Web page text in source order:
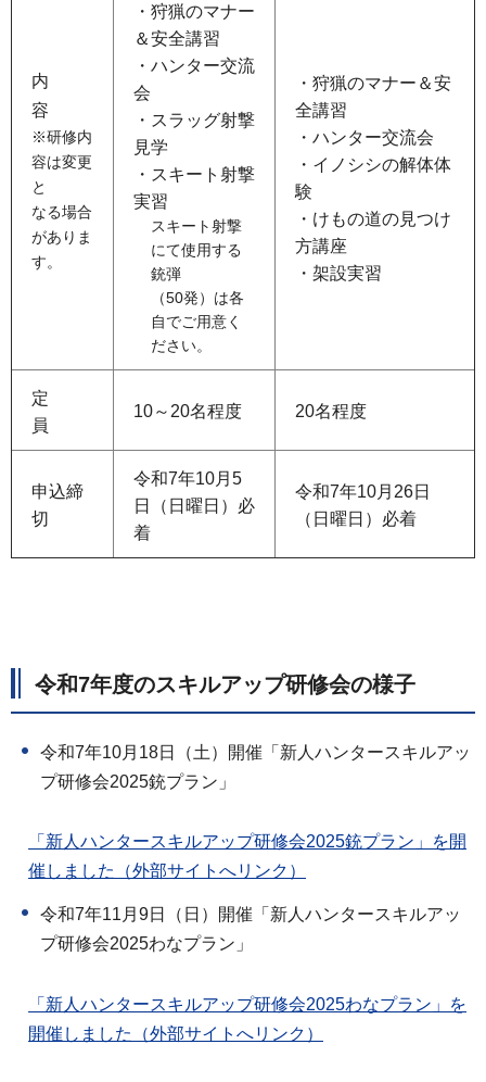
内
容
※研修内
容は変更
と
なる場合
がありま
す。
・狩猟のマナー
＆安全講習
・ハンター交流
会
・スラッグ射撃
見学
・スキート射撃
実習
スキート射撃
にて使用する
銃弾
（50発）は各
自でご用意く
ださい。
・狩猟のマナー＆安
全講習
・ハンター交流会
・イノシシの解体体
験
・けもの道の見つけ
方講座
・架設実習
定
員
10～20名程度 20名程度
申込締
切
令和7年10月5
日（日曜日）必
着
令和7年10月26日
（日曜日）必着
令和7年度のスキルアップ研修会の様子
令和7年10月18日（土）開催「新人ハンタースキルアッ
プ研修会2025銃プラン」
「新人ハンタースキルアップ研修会2025銃プラン」を開
催しました（外部サイトへリンク）
令和7年11月9日（日）開催「新人ハンタースキルアッ
プ研修会2025わなプラン」
「新人ハンタースキルアップ研修会2025わなプラン」を
開催しました（外部サイトへリンク）